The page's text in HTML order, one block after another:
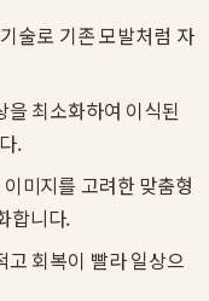
술로 기존 모발처럼 자
을 최소화하여 이식된
.
미지를 고려한 맞춤형
합니다.
고 회복이 빨라 일상으